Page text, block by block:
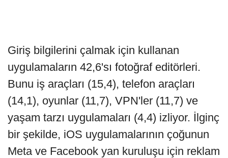
Giriş bilgilerini çalmak için kullanan
uygulamaların 42,6'sı fotoğraf editörleri.
Bunu iş araçları (15,4), telefon araçları
(14,1), oyunlar (11,7), VPN'ler (11,7) ve
yaşam tarzı uygulamaları (4,4) izliyor. İlginç
bir şekilde, iOS uygulamalarının çoğunun
Meta ve Facebook yan kuruluşu için reklam